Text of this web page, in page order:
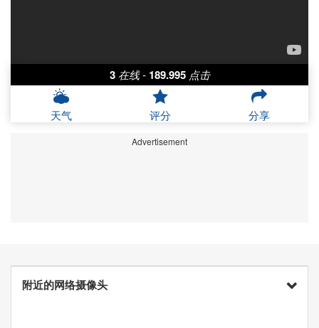
3 在线 - 189.995 点击
天气 评分 分享
Advertisement
附近的网络摄像头